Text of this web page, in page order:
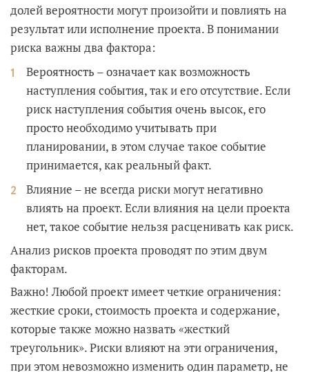
долей вероятности могут произойти и повлиять на
результат или исполнение проекта. В понимании
риска важны два фактора:
Вероятность – означает как возможность
наступления события, так и его отсутствие. Если
риск наступления события очень высок, его
просто необходимо учитывать при
планировании, в этом случае такое событие
принимается, как реальный факт.
Влияние – не всегда риски могут негативно
влиять на проект. Если влияния на цели проекта
нет, такое событие нельзя расценивать как риск.
Анализ рисков проекта проводят по этим двум
факторам.
Важно! Любой проект имеет четкие ограничения:
жесткие сроки, стоимость проекта и содержание,
которые также можно назвать «жесткий
треугольник». Риски влияют на эти ограничения,
при этом невозможно изменить один параметр, не